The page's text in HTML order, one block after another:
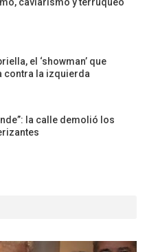
el ‘showman’ que
contra la izquierda
la calle demolió los